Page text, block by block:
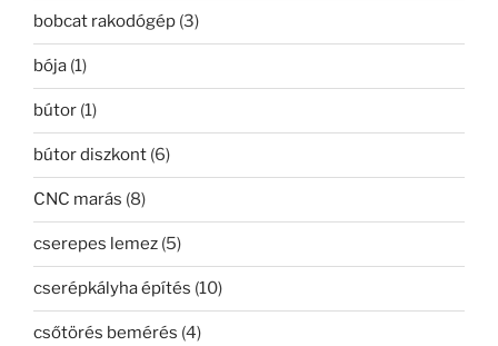
bobcat rakodógép (3)
bója (1)
bútor (1)
bútor diszkont (6)
CNC marás (8)
cserepes lemez (5)
cserépkályha építés (10)
csőtörés bemérés (4)